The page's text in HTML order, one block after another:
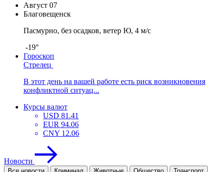
Август 07
Благовещенск
Пасмурно, без осадков, ветер Ю, 4 м/с
-19°
Гороскоп
Стрелец
В этот день на вашей работе есть риск возникновения
конфликтной ситуац...
Курсы валют
USD 81.41
EUR 94.06
CNY 12.06
Новости